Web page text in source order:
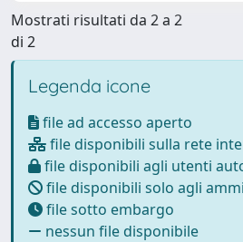
Mostrati risultati da 2 a 2
di 2
Legenda icone
file ad accesso aperto
file disponibili sulla rete
file disponibili agli utenti
file disponibili solo agli
file sotto embargo
nessun file disponibile